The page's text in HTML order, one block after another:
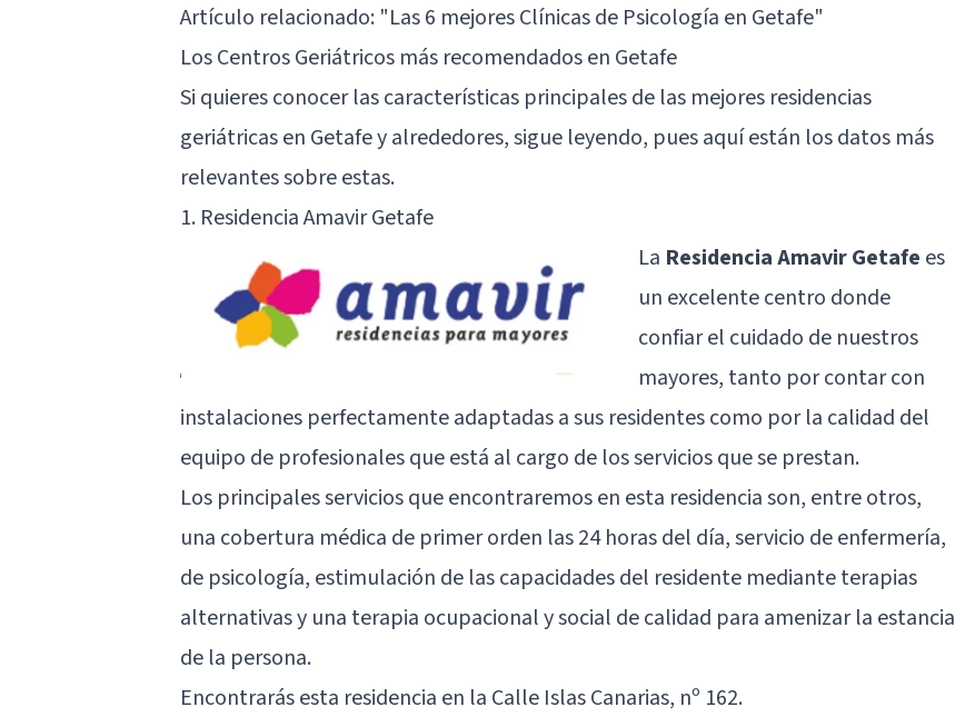
Artículo relacionado: "Las 6 mejores Clínicas de Psicología en Getafe"
Los Centros Geriátricos más recomendados en Getafe
Si quieres conocer las características principales de las mejores residencias
geriátricas en Getafe y alrededores, sigue leyendo, pues aquí están los datos más
relevantes sobre estas.
1. Residencia Amavir Getafe
La Residencia Amavir Getafe es
un excelente centro donde
confiar el cuidado de nuestros
mayores, tanto por contar con
instalaciones perfectamente adaptadas a sus residentes como por la calidad del
equipo de profesionales que está al cargo de los servicios que se prestan.
Los principales servicios que encontraremos en esta residencia son, entre otros,
una cobertura médica de primer orden las 24 horas del día, servicio de enfermería,
de psicología, estimulación de las capacidades del residente mediante terapias
alternativas y una terapia ocupacional y social de calidad para amenizar la estancia
de la persona.
Encontrarás esta residencia en la Calle Islas Canarias, nº 162.